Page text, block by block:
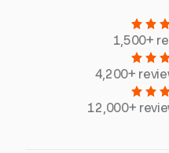
1,500+
4,200+
12,000+